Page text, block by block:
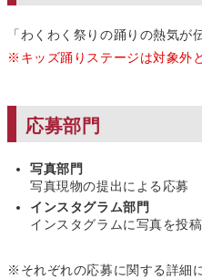
「わくわく祭りの踊りの熱気が
※キッズ踊りステージは対象外
応募部門
写真部門
写真現物の提出による応募
インスタグラム部門
インスタグラムに写真を投
※それぞれの応募に関する詳細